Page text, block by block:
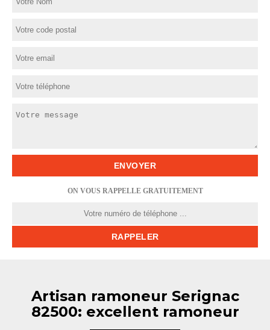
ON VOUS RAPPELLE GRATUITEMENT
Artisan ramoneur Serignac
82500: excellent ramoneur